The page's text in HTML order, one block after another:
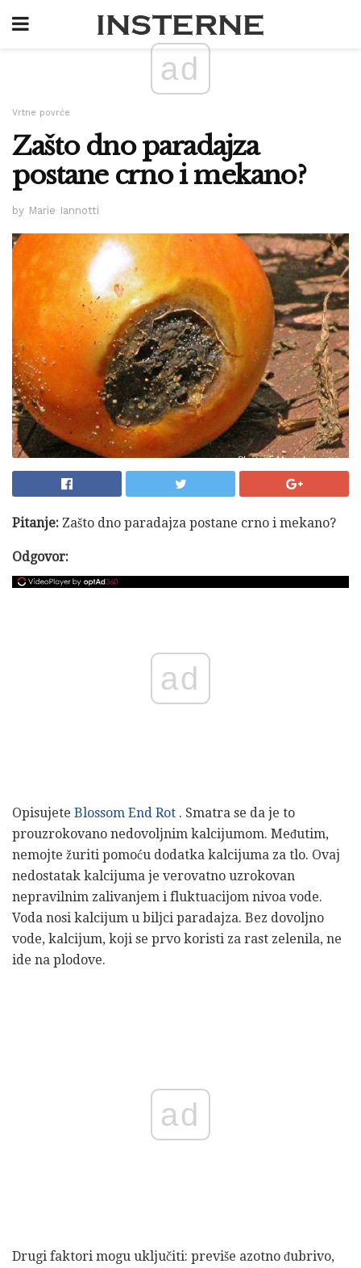
ad
Vrtne povrće
Zašto dno paradajza
postane crno i mekano?
by Marie Iannotti
Pitanje: Zašto dno paradajza postane crno i mekano?
Odgovor:
ad
Opisujete Blossom End Rot . Smatra se da je to
prouzrokovano nedovoljnim kalcijumom. Međutim,
nemojte žuriti pomoću dodatka kalcijuma za tlo. Ovaj
nedostatak kalcijuma je verovatno uzrokovan
nepravilnim zalivanjem i fluktuacijom nivoa vode.
Voda nosi kalcijum u biljci paradajza. Bez dovoljno
vode, kalcijum, koji se prvo koristi za rast zelenila, ne
ide na plodove.
ad
Drugi faktori mogu uključiti: previše azotno đubrivo,